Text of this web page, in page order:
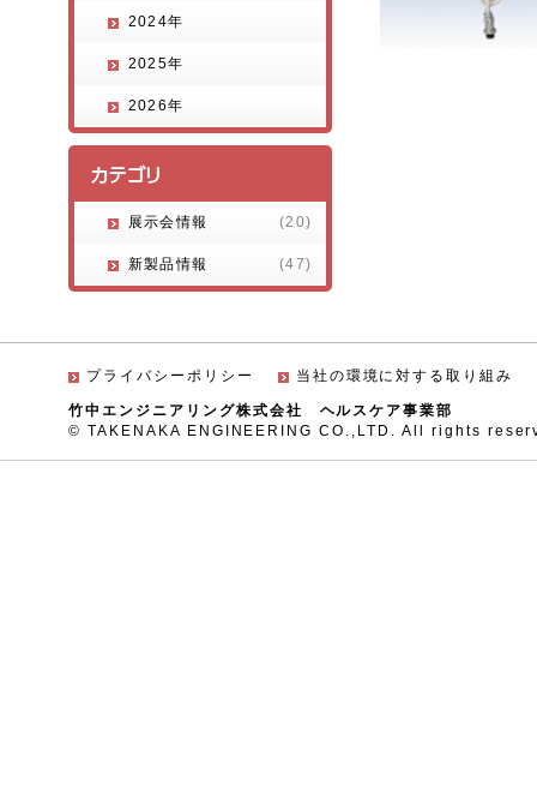
2024年
2025年
2026年
展示会情報 (20)
新製品情報 (47)
プライバシーポリシー 当社の環境に対する取り組み
竹中エンジニアリング株式会社 ヘルスケア事業部
© TAKENAKA ENGINEERING CO.,LTD. All rights